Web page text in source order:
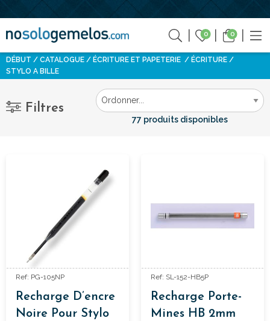
0 0
DÉBUT CATALOGUE ÉCRITURE ET PAPETERIE
ÉCRITURE
STYLO A BILLE
Filtres
77 produits disponibles
Ref: PG-105NP
Recharge D’encre
Noire Pour Stylo
Ref: SL-152-HB5P
Recharge Porte-
Mines HB 2mm